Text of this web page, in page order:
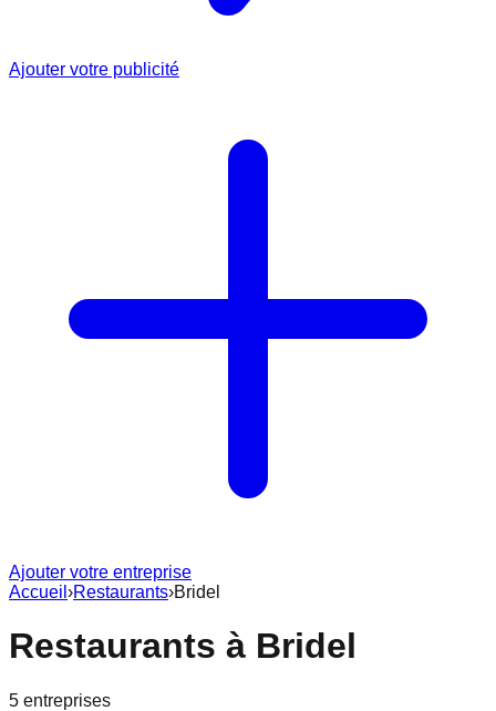
Ajouter votre publicité
Ajouter votre entreprise
Accueil ›Restaurants›Bridel
Restaurants à Bridel
5 entreprises